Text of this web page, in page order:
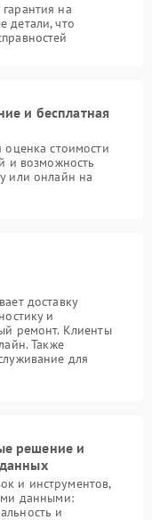
на
детали, что
и бесплатная
оценка стоимости
и возможность
или онлайн на
доставку
и
ремонт. Клиенты
Также
для
решение и
и инструментов,
данными:
и